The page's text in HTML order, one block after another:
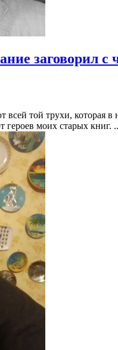
заговорил
той трухи, которая
моих старых книг.